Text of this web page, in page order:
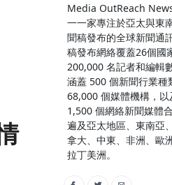
Media OutReach
一一家專注於亞太與東
聞稿發布的全球新聞通
稿發布網絡覆蓋26個國
200,000 名記者和編輯
涵蓋 500 個新聞行業種
68,000 個媒體機構，以
1,500 個網絡新聞媒體
遍及亞太地區、東南亞
拿大、中東、非洲、歐
拉丁美洲。